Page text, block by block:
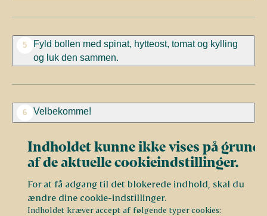
5
Fyld bollen med spinat, hytteost, tomat og kylling
og luk den sammen.
6 Velbekomme!
Indholdet kunne ikke vises på grund
af de aktuelle cookieindstillinger.
For at få adgang til det blokerede indhold, skal du
ændre dine cookie-indstillinger.
Indholdet kræver accept af følgende typer cookies: